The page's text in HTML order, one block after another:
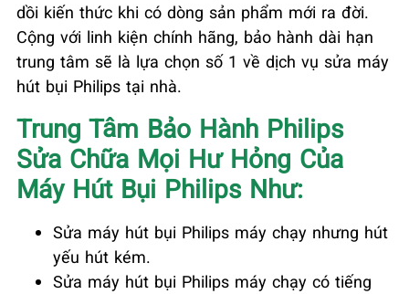
dồi kiến thức khi có dòng sản phẩm mới ra đời.
Cộng với linh kiện chính hãng, bảo hành dài hạn
trung tâm sẽ là lựa chọn số 1 về dịch vụ sửa máy
hút bụi Philips tại nhà.
Trung Tâm Bảo Hành Philips
Sửa Chữa Mọi Hư Hỏng Của
Máy Hút Bụi Philips Như:
Sửa máy hút bụi Philips máy chạy nhưng hút
yếu hút kém.
Sửa máy hút bụi Philips máy chạy có tiếng